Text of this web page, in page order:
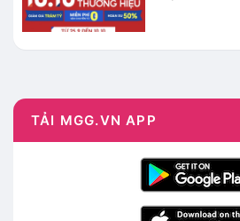
TẢI MGG.VN APP